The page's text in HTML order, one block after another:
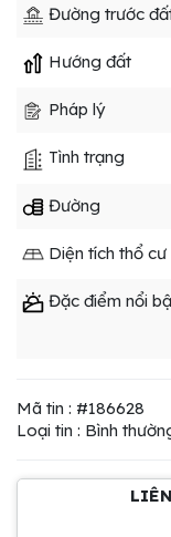
Đường trước
Hướng đất
Pháp lý
Tình trạng
Đường
Diện tích thổ cư
Đặc điểm nổi
Mã tin : #186628
Loại tin : Bình